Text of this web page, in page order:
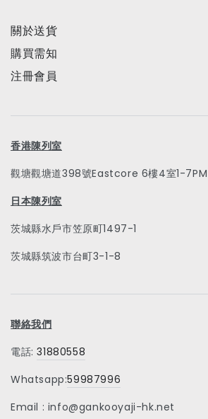
關於送貨
購買需知
注冊會員
香港陳列室
觀塘觀塘道398號Eastcore 6樓4室1-
日本陳列室
茨城縣水戶市笠原町1497-1
茨城縣筑波市台町3-1-8
聯絡我們
電話:31880558
Whatsapp:59987996
Email : info@gankooyaji-hk.net